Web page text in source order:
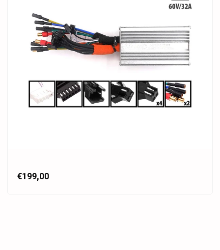
€199,00